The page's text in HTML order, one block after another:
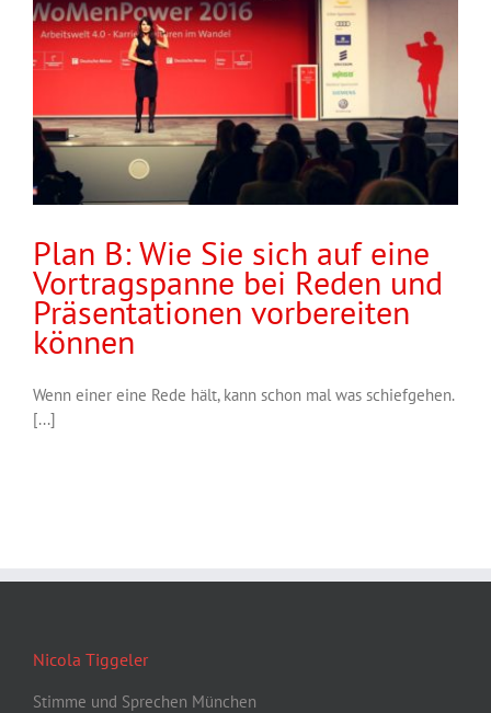
Plan B: Wie Sie sich auf eine
Vortragspanne bei Reden und
Präsentationen vorbereiten
können
Wenn einer eine Rede hält, kann schon mal was schiefgehen.
[...]
Nicola Tiggeler
Stimme und Sprechen München